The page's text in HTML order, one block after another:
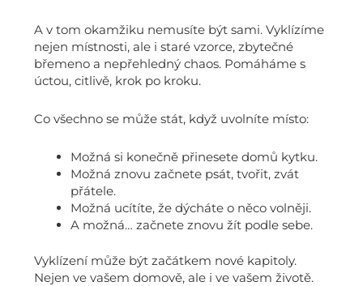
A v tom okamžiku nemusíte být sami. Vyklízíme
nejen místnosti, ale i staré vzorce, zbytečné
břemeno a nepřehledný chaos. Pomáháme s
úctou, citlivě, krok po kroku.
Co všechno se může stát, když uvolníte místo:
Možná si konečně přinesete domů kytku.
Možná znovu začnete psát, tvořit, zvát
přátele.
Možná ucítíte, že dýcháte o něco volněji.
A možná… začnete znovu žít podle sebe.
Vyklízení může být začátkem nové kapitoly.
Nejen ve vašem domově, ale i ve vašem životě.